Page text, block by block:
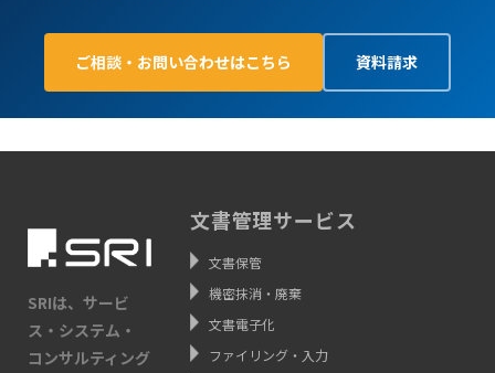
ご相談・お問い合わせはこちら 資料請求
SRIは、サービ
ス・システム・
コンサルティング
文書管理サービス
文書保管
機密抹消・廃棄
文書電子化
ファイリング・入力